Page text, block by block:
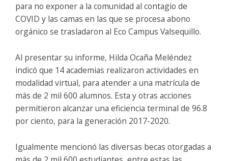
para no exponer a la comunidad al contagio de
COVID y las camas en las que se procesa abono
orgánico se trasladaron al Eco Campus Valsequillo.
Al presentar su informe, Hilda Ocaña Meléndez
indicó que 14 academias realizaron actividades en
modalidad virtual, para atender a una matrícula de
más de 2 mil 600 alumnos. Esta y otras acciones
permitieron alcanzar una eficiencia terminal de 96.8
por ciento, para la generación 2017-2020.
Igualmente mencionó las diversas becas otorgadas a